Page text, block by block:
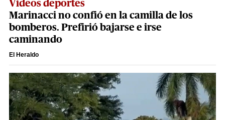
Videos deportes
Marinacci no confió en la camilla de los
bomberos. Prefirió bajarse e irse
caminando
El Heraldo